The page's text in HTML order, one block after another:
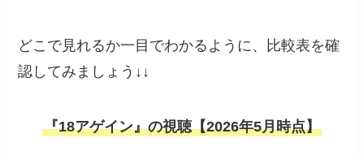
どこで見れるか一目でわかるように、比較表を確
認してみましょう↓↓
『18アゲイン』の視聴【2026年5月時点】